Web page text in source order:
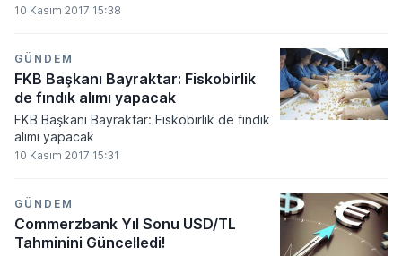
10 Kasım 2017 15:38
GÜNDEM
FKB Başkanı Bayraktar: Fiskobirlik
de fındık alımı yapacak
FKB Başkanı Bayraktar: Fiskobirlik de fındık
alımı yapacak
10 Kasım 2017 15:31
GÜNDEM
Commerzbank Yıl Sonu USD/TL
Tahminini Güncelledi!